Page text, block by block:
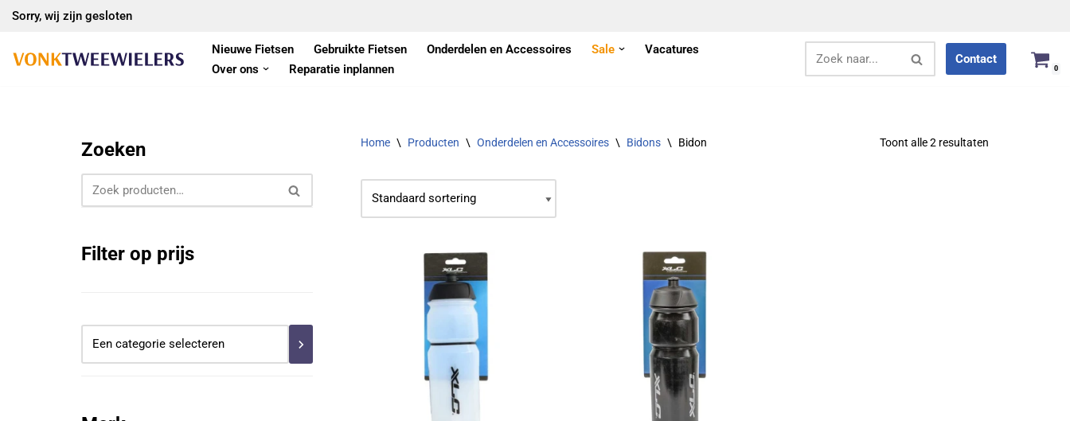
naar
Sorry, wij zijn gesloten
Nieuwe Fietsen Gebruikte Fietsen Onderdelen en Accessoires Sale
Vacatures
Over ons
Reparatie inplannen
Contact
0
Zoeken
Filter op prijs
Home \ Producten \ Onderdelen en Accessoires \ Bidons \ Bidon Toont alle 2 resultaten